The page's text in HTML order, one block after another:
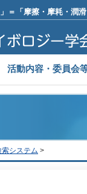
＝「摩擦・摩耗・潤
活動内容・委員会
索システム >